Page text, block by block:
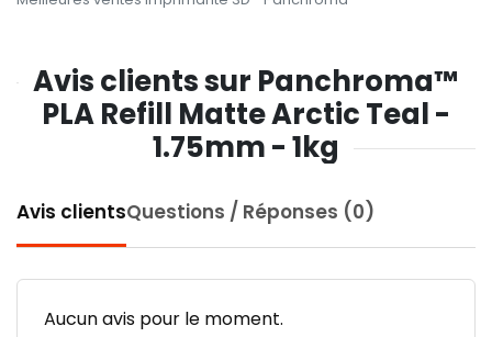
Avis clients sur Panchroma™
PLA Refill Matte Arctic Teal -
1.75mm - 1kg
Avis clientsQuestions / Réponses (0)
Aucun avis pour le moment.